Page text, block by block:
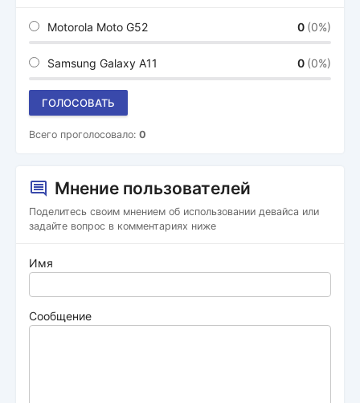
Motorola Moto G52 0 (0%)
Samsung Galaxy A11 0 (0%)
ГОЛОСОВАТЬ
Всего проголосовало: 0
Мнение пользователей
Поделитесь своим мнением об использовании девайса или
задайте вопрос в комментариях ниже
Имя
Сообщение